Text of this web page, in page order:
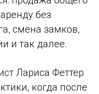
без
смена замков,
и так далее.
Лариса Феттер
когда после